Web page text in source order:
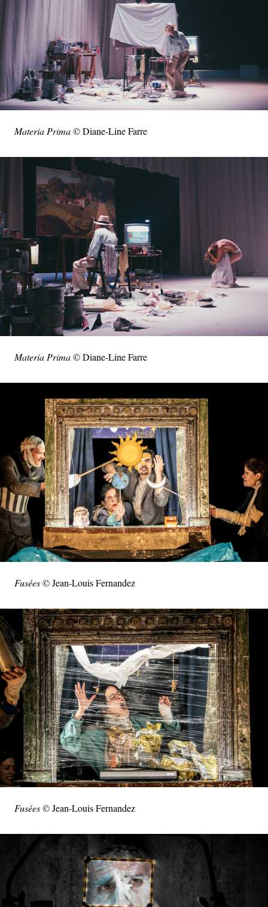
Materia Prima© Diane-Line Farre
Materia Prima© Diane-Line Farre
Fusées© Jean-Louis Fernandez
Fusées© Jean-Louis Fernandez